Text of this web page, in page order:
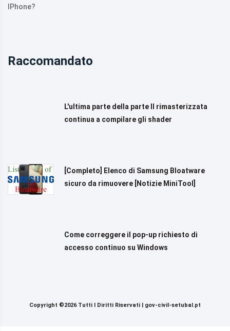
IPhone?
Raccomandato
L'ultima parte della parte II rimasterizzata
continua a compilare gli shader
[Completo] Elenco di Samsung Bloatware
sicuro da rimuovere [Notizie MiniTool]
Come correggere il pop-up richiesto di
accesso continuo su Windows
Copyright ©2026 Tutti I Diritti Riservati | gov-civil-setubal.pt